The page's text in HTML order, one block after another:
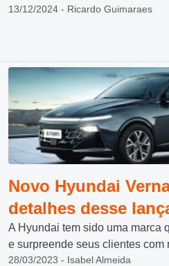
13/12/2024 - Ricardo Guimaraes
Novo Hyundai
detalhes desse
A Hyundai tem sido uma marca
e surpreende seus clientes com
28/03/2023 - Isabel Almeida